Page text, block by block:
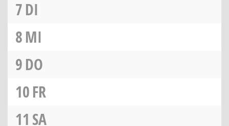
7DI
8MI
9DO
10FR
11 SA